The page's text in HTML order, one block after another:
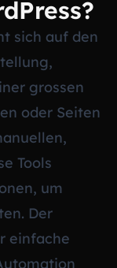
sich auf den
grossen
oder Seiten
Tools
um
Der
einfache